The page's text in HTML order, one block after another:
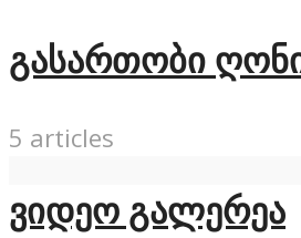
გასართობი
5 articles
ვიდეო გალერეა